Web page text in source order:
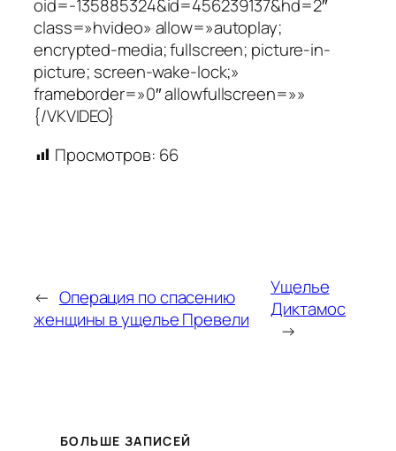
oid=-135885324&id=456239137&hd=2″
class=»hvideo» allow=»autoplay;
encrypted-media; fullscreen; picture-in-
picture; screen-wake-lock;»
frameborder=»0″ allowfullscreen=»»
{/VKVIDEO}
Просмотров: 66
← Операция по спасению
женщины в ущелье Превели
Ущелье
Диктамос
→
БОЛЬШЕ ЗАПИСЕЙ